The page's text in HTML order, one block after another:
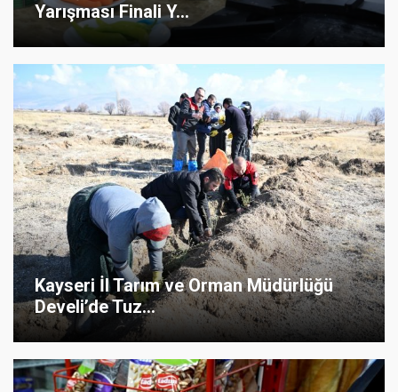
Yarışması Finali Y...
Kayseri İl Tarım ve Orman Müdürlüğü
Develi’de Tuz...